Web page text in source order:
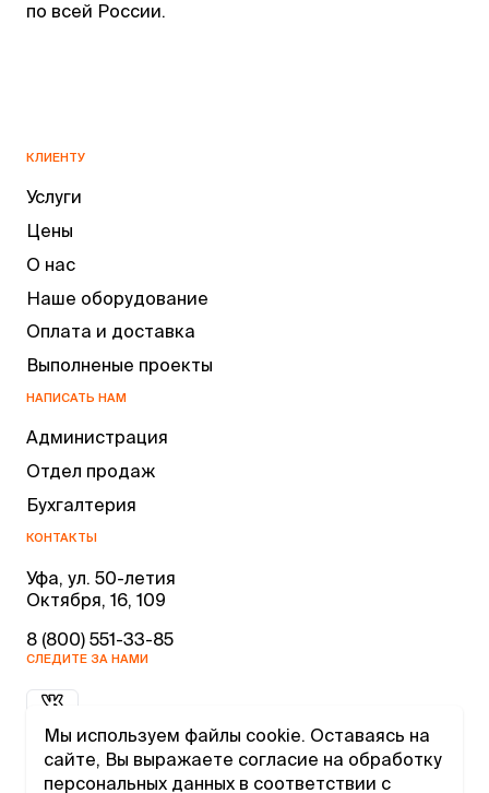
по всей России.
Мы используем файлы cookie. Оставаясь на
сайте, Вы выражаете согласие на обработку
персональных данных в соответствии с
КЛИЕНТУ
Услуги
Цены
О нас
Наше оборудование
Оплата и доставка
Выполненые проекты
НАПИСАТЬ НАМ
Администрация
Отдел продаж
Бухгалтерия
КОНТАКТЫ
Уфа, ул. 50-летия
Октября, 16, 109
8 (800) 551-33-85
СЛЕДИТЕ ЗА НАМИ